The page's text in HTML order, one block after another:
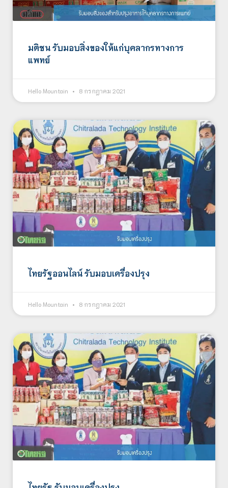
มติชน รับมอบสิ่งของให้แก่บุคลากรทางการ
แพทย์
Hello Mountain 8 กรกฎาคม 2021
ไทยรัฐออนไลน์ รับมอบเครื่องปรุง
Hello Mountain 8 กรกฎาคม 2021